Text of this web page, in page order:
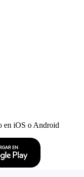
en iOS o Android